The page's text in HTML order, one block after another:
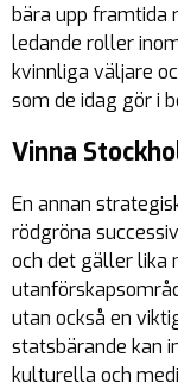
bära upp framtida
ledande roller
kvinnliga väljare
som de idag gör i
Vinna
En annan
rödgröna
och det gäller lika
utan också en
statsbärande kan
kulturella och